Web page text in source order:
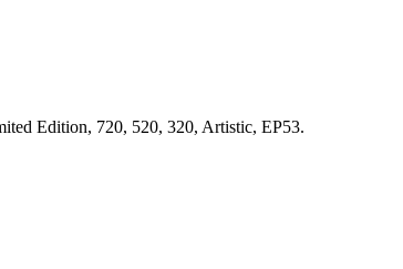
Edition, 720, 520, 320, Artistic, EP53.